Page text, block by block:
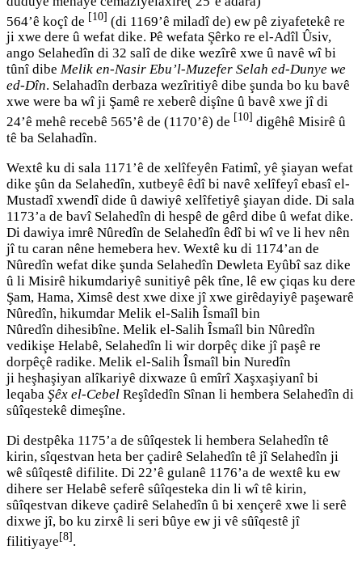
564’ê koçî de [10] (di 1169’ê miladî de) ew pê ziyafetekê re
ji xwe dere û wefat dike. Pê wefata Şêrko re el-Adîl Ûsiv,
ango Selahedîn di 32 salî de dike wezîrê xwe û navê wî bi
tûnî dibe Melik en-Nasir Ebu’l-Muzefer Selah ed-Dunye we
ed-Dîn. Selahadîn derbaza wezîritiyê dibe şunda bo ku bavê
xwe were ba wî ji Şamê re xeberê dişîne û bavê xwe jî di
24’ê mehê recebê 565’ê de (1170’ê) de [10] digêhê Misirê û
tê ba Selahadîn.
Wextê ku di sala 1171’ê de xelîfeyên Fatimî, yê şiayan wefat
dike şûn da Selahedîn, xutbeyê êdî bi navê xelîfeyî ebasî el-
Mustadî xwendî dide û dawiyê xelîfetiyê şiayan dide. Di sala
1173’a de bavî Selahedîn di hespê de gêrd dibe û wefat dike.
Di dawiya imrê Nûredîn de Selahedîn êdî bi wî ve li hev nên
jî tu caran nêne hemebera hev. Wextê ku di 1174’an de
Nûredîn wefat dike şunda Selahedîn Dewleta Eyûbî saz dike
û li Misirê hikumdariyê sunitiyê pêk tîne, lê ew çiqas ku dere
Şam, Hama, Ximsê dest xwe dixe jî xwe girêdayiyê paşewarê
Nûredîn, hikumdar Melik el-Salih Îsmaîl bin
Nûredîn dihesibîne. Melik el-Salih Îsmaîl bin Nûredîn
vedikişe Helabê, Selahedîn li wir dorpêç dike jî paşê re
dorpêçê radike. Melik el-Salih Îsmaîl bin Nuredîn
ji heşhaşiyan alîkariyê dixwaze û emîrî Xaşxaşiyanî bi
leqaba Şêx el-Cebel Reşîdedîn Sînan li hembera Selahedîn di
sûîqestekê dimeşîne.
Di destpêka 1175’a de sûîqestek li hembera Selahedîn tê
kirin, sîqestvan heta ber çadirê Selahedîn tê jî Selahedîn ji
wê sûîqestê difilite. Di 22’ê gulanê 1176’a de wextê ku ew
dihere ser Helabê seferê sûîqesteka din li wî tê kirin,
sûîqestvan dikeve çadirê Selahedîn û bi xençerê xwe li serê
dixwe jî, bo ku zirxê li seri bûye ew ji vê sûîqestê jî
filitiyaye[8].